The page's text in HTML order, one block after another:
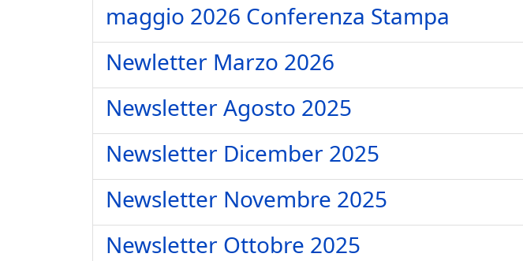
maggio 2026 Conferenza Stampa
Newletter Marzo 2026
Newsletter Agosto 2025
Newsletter Dicember 2025
Newsletter Novembre 2025
Newsletter Ottobre 2025